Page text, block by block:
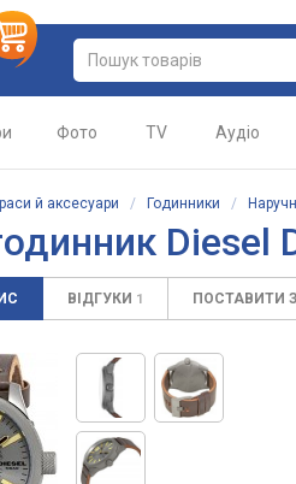
Фото TV Аудіо
й аксесуари / Годинники /
Diesel
ВІДГУКИ 1 ПОСТАВИТИ